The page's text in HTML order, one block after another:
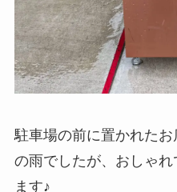
駐車場の前に置かれた
の雨でしたが、おしゃ
ます♪